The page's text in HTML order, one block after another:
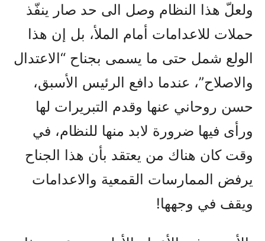
ولعلّ هذا النظام وصل الى حد صار ينفّذ
حملات للاعدامات أمام الملأ، بل إن هذا
الولع شمل حتى ما يسمى بجناح “الاعتدال
والاصلاح”، عندما دافع الرئيس الأسبق،
حسن روحاني عنها وقدم التبريرات لها
ورأى فيها ضرورة لابد منها للنظام، في
وقت کان هناك من يعتقد بأن هذا الجناح
يرفض الممارسات القمعية والاعدامات
ويقف في وجهها!